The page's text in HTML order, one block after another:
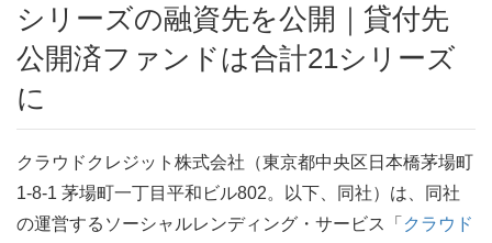
シリーズの融資先を公開｜貸付先
公開済ファンドは合計21シリーズ
に
クラウドクレジット株式会社（東京都中央区日本橋茅場町
1-8-1 茅場町一丁目平和ビル802。以下、同社）は、同社
の運営するソーシャルレンディング・サービス「 クラウド